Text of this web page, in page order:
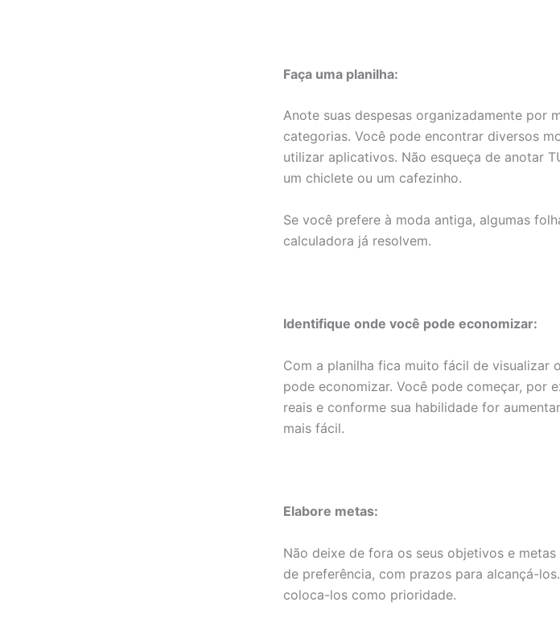
Faça uma planilha:
Anote suas despesas organizadamente por
categorias. Você pode encontrar diversos
utilizar aplicativos. Não esqueça de anotar
um chiclete ou um cafezinho.
Se você prefere à moda antiga, algumas
calculadora já resolvem.
Identifique onde você pode economizar:
Com a planilha fica muito fácil de visualizar
pode economizar. Você pode começar, por
reais e conforme sua habilidade for
mais fácil.
Elabore metas:
Não deixe de fora os seus objetivos e
de preferência, com prazos para alcançá-
coloca-los como prioridade.